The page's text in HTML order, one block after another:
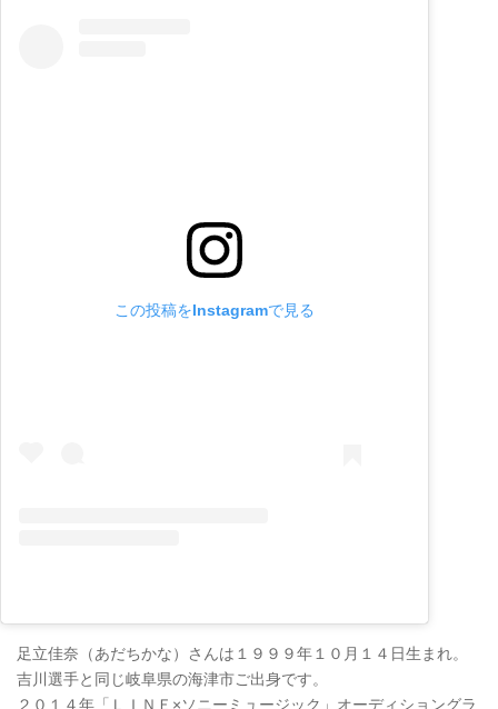
この投稿をInstagramで見る
足立佳奈（あだちかな）さんは１９９９年１０月１４日生まれ。
吉川選手と同じ岐阜県の海津市ご出身です。
２０１４年「ＬＩＮＥ×ソニーミュージック」オーディショングラ